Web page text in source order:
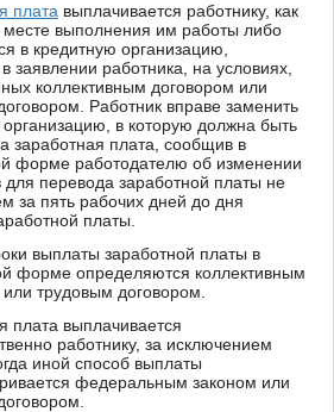
плата выплачивается работнику, как
месте выполнения им работы либо
в кредитную организацию,
заявлении работника, на условиях,
коллективным договором или
Работник вправе заменить
организацию, в которую должна быть
заработная плата, сообщив в
форме работодателю об изменении
для перевода заработной платы не
за пять рабочих дней до дня
платы.
выплаты заработной платы в
форме определяются коллективным
трудовым договором.
плата выплачивается
работнику, за исключением
иной способ выплаты
федеральным законом или